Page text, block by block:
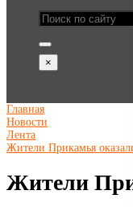
×
Главная
Новости
Лента
Жители Прикамья
Жители